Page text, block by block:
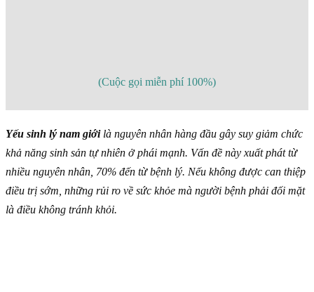
(Cuộc gọi miễn phí 100%)
Yếu sinh lý nam giớilà nguyên nhân hàng đầu gây suy giảm chức
khả năng sinh sản tự nhiên ở phái mạnh. Vấn đề này xuất phát từ
nhiều nguyên nhân, 70% đến từ bệnh lý. Nếu không được can thiệp
điều trị sớm, những rủi ro về sức khỏe mà người bệnh phải đối mặt
là điều không tránh khỏi.